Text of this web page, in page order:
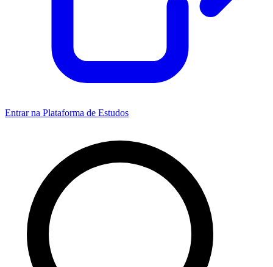
Entrar na Plataforma de Estudos